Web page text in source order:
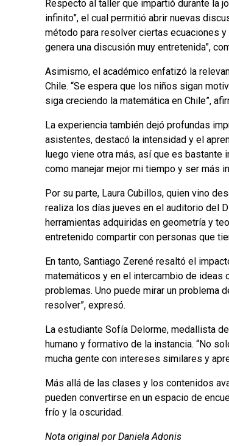
Respecto al taller que impartió durante la
infinito”, el cual permitió abrir nuevas
método para resolver ciertas ecuaciones
genera una discusión muy entretenida”,
Asimismo, el académico enfatizó la
Chile. “Se espera que los niños sigan
siga creciendo la matemática en Chile”,
La experiencia también dejó profundas
asistentes, destacó la intensidad y el
luego viene otra más, así que es
como manejar mejor mi tiempo y ser más
Por su parte, Laura Cubillos, quien vino
realiza los días jueves en el auditorio del
herramientas adquiridas en geometría y
entretenido compartir con personas que
En tanto, Santiago Zerené resaltó el
matemáticos y en el intercambio de ideas
problemas. Uno puede mirar un problema
resolver”, expresó.
La estudiante Sofía Delorme, medallista
humano y formativo de la instancia. “No
mucha gente con intereses similares y
Más allá de las clases y los contenidos
pueden convertirse en un espacio de
frío y la oscuridad.
Nota original por Daniela Adonis